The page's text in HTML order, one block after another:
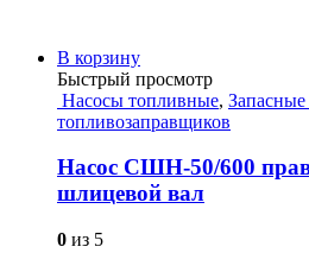
В корзину
Быстрый просмотр
Насосы топливные, Запасные
топливозаправщиков
Насос СШН-50/600
шлицевой вал
0 из 5